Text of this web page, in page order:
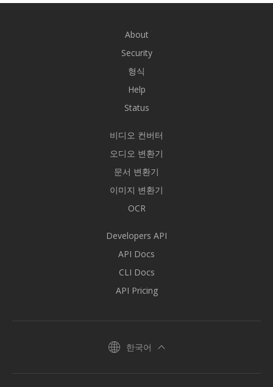
About
Security
형식
Help
Status
비디오 컨버터
오디오 변환기
문서 변환기
이미지 변환기
OCR
Developers API
API Docs
CLI Docs
API Pricing
한국어